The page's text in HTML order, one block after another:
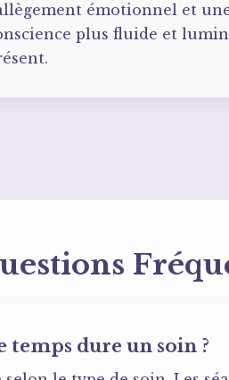
émotionnel et
plus fluide et
temps dure un soin ?